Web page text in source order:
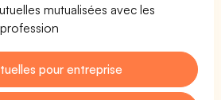
mutualisées avec les
pour entreprise